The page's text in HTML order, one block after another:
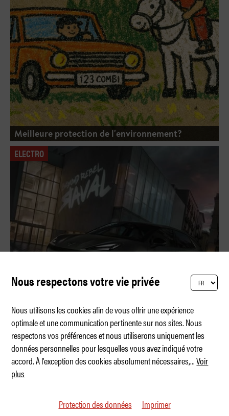
Meilleure protection de l'environnement?
ELECTRO
Hola, Cupra Raval
Nous respectons votre vie privée
Nous utilisons les cookies afin de vous offrir une expérience
optimale et une communication pertinente sur nos sites. Nous
respectons vos préférences et nous utiliserons uniquement les
données personnelles pour lesquelles vous avez indiqué votre
accord. À l'exception des cookies absolument nécessaires,...Voir
plus
Protection des données Imprimer